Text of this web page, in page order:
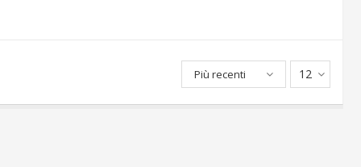
12
Più recenti